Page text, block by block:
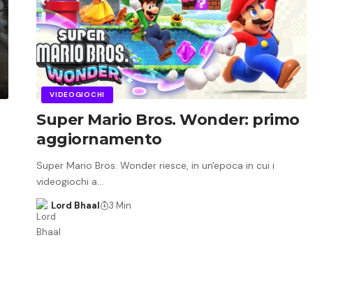
VIDEOGIOCHI
Super Mario Bros. Wonder: primo
aggiornamento
Super Mario Bros. Wonder riesce, in un'epoca in cui i
videogiochi a…
Lord Bhaal 3 Min